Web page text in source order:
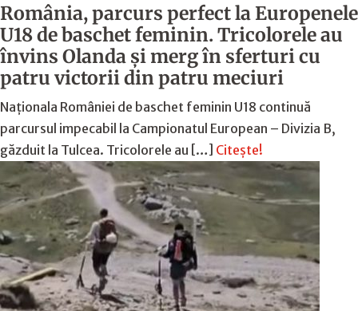
România, parcurs perfect la Europenele
U18 de baschet feminin. Tricolorele au
învins Olanda și merg în sferturi cu
patru victorii din patru meciuri
Naționala României de baschet feminin U18 continuă
parcursul impecabil la Campionatul European – Divizia B,
găzduit la Tulcea. Tricolorele au […] Citește!